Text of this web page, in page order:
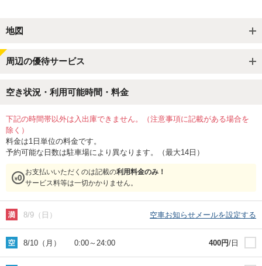
地図
周辺の優待サービス
空き状況・利用可能時間・料金
下記の時間帯以外は入出庫できません。（注意事項に記載がある場合を
除く）
料金は1日単位の料金です。
予約可能な日数は駐車場により異なります。（最大14日）
お支払いいただくのは記載の利用料金のみ！
サービス料等は一切かかりません。
8/9（日） 空車お知らせメールを設定する
8/10（月） 0:00～ 24:00 400円/日